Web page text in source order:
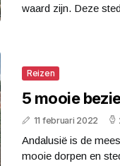
waard zijn. Deze
Reizen
5 mooie
11 februari 2022
Andalusië is de
mooie dorpen en